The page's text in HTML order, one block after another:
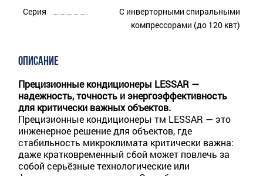
Серия
С инверторными спиральными
компрессорами (до 120 квт)
ОПИСАНИЕ
Прецизионные кондиционеры LESSAR —
надежность, точность и энергоэффективность
для критически важных объектов.
Прецизионные кондиционеры тм LESSAR — это
инженерное решение для объектов, где
стабильность микроклимата критически важна:
даже кратковременный сбой может повлечь за
собой серьёзные технологические или